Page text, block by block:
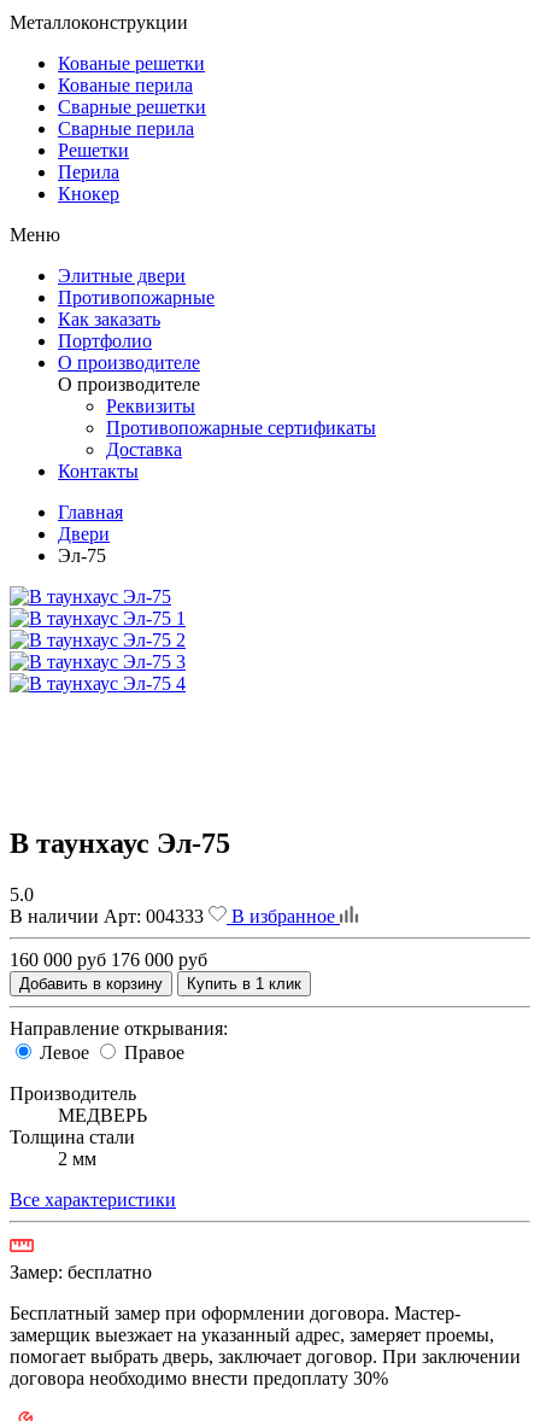
Металлоконструкции
Кованые решетки
Кованые перила
Сварные решетки
Сварные перила
Решетки
Перила
Кнокер
Меню
Элитные двери
Противопожарные
Как заказать
Портфолио
О производителе
О производителе
Реквизиты
Противопожарные сертификаты
Доставка
Контакты
Главная
Двери
Эл-75
В таунхаус Эл-75
5.0
В наличии Арт: 004333 В избранное
160 000 руб 176 000 руб
Добавить в корзину Купить в 1 клик
Направление открывания:
Левое
Правое
Производитель
МЕДВЕРЬ
Толщина стали
2 мм
Все характеристики
Замер: бесплатно
Бесплатный замер при оформлении договора. Мастер-
замерщик выезжает на указанный адрес, замеряет проемы,
помогает выбрать дверь, заключает договор. При заключении
договора необходимо внести предоплату 30%